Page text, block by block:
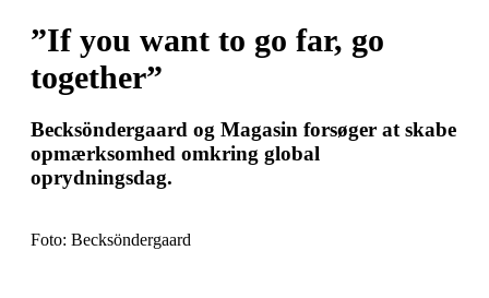
”If you want to go far, go
together”
Becksöndergaard og Magasin forsøger at skabe
opmærksomhed omkring global
oprydningsdag.
Foto: Becksöndergaard